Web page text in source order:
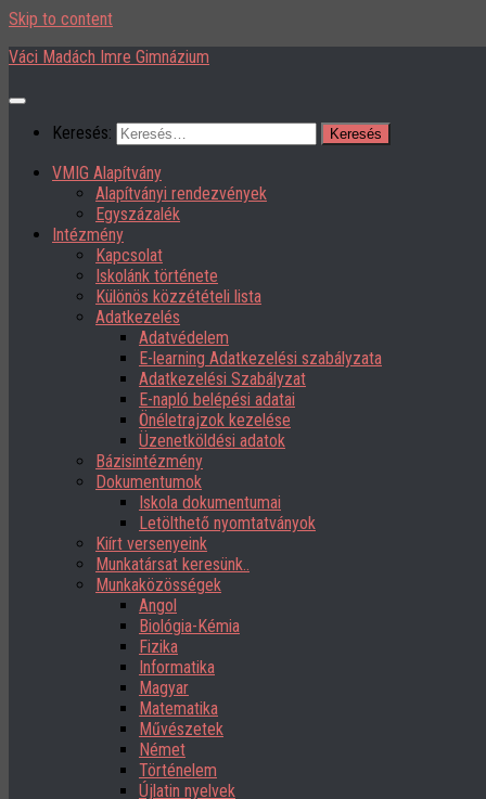
Skip to content
Váci Madách Imre Gimnázium
Keresés:
VMIG Alapítvány
Alapítványi rendezvények
Egyszázalék
Intézmény
Kapcsolat
Iskolánk története
Különös közzétételi lista
Adatkezelés
Adatvédelem
E-learning Adatkezelési szabályzata
Adatkezelési Szabályzat
E-napló belépési adatai
Önéletrajzok kezelése
Üzenetköldési adatok
Bázisintézmény
Dokumentumok
Iskola dokumentumai
Letölthető nyomtatványok
Kiírt versenyeink
Munkatársat keresünk..
Munkaközösségek
Angol
Biológia-Kémia
Fizika
Informatika
Magyar
Matematika
Művészetek
Német
Történelem
Újlatin nyelvek